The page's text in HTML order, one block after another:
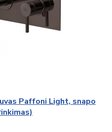
Paffoni Light, snapo